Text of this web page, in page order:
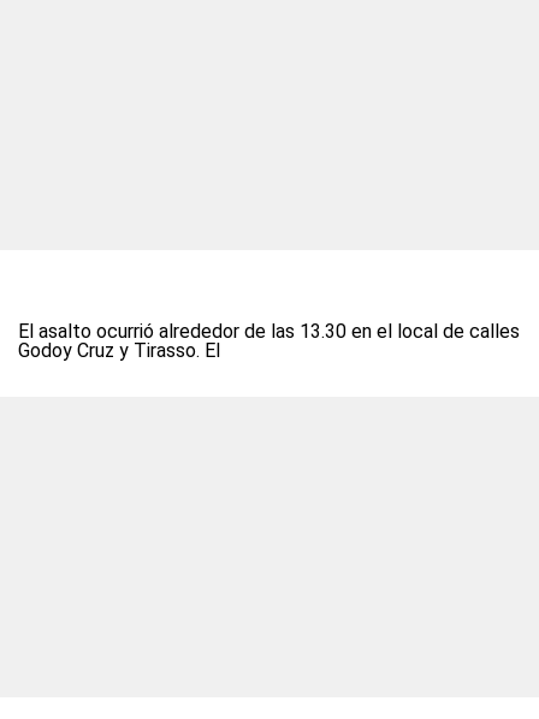
El asalto ocurrió alrededor de las 13.30 en el local de calles
Godoy Cruz y Tirasso. El